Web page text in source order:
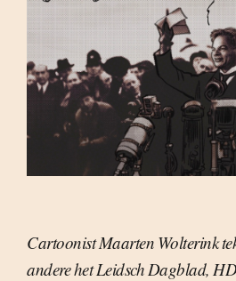
Cartoonist Maarten Wolterink
andere het Leidsch Dagblad,